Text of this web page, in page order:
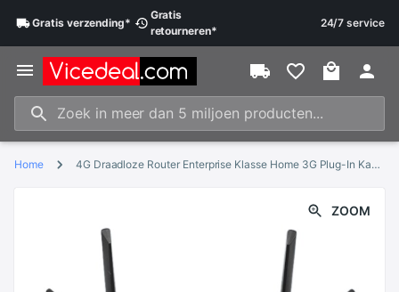
Gratisverzending*
Gratis
retourneren*
24/7 service
Home 4G Draadloze Router Enterprise Klasse Home 3G Plug-In Kaart, Wifi Bedrade Cpe Monitoring Mobiele
ZOOM